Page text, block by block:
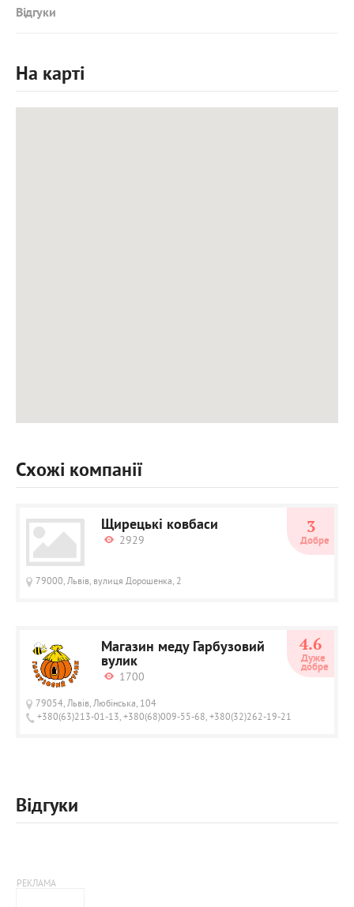
Відгуки
На карті
Схожі компанії
Щирецькі ковбаси
2929
79000, Львів, вулиця Дорошенка, 2
3
Добре
Магазин меду Гарбузовий
вулик
1700
79054, Львів, Любінська, 104
+380(63)213-01-13, +380(68)009-55-68, +380(32)262-19-21
4.6
Дуже
добре
Відгуки